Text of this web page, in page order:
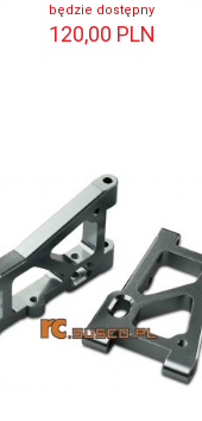
będzie dostępny
120,00 PLN